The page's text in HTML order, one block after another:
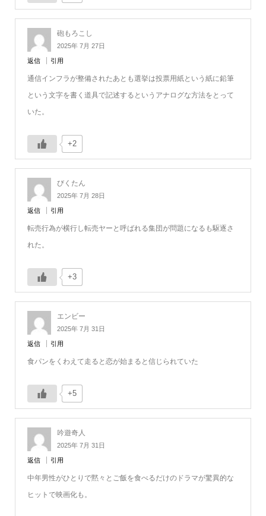
砲もろこし
2025年 7月 27日
返信 引用
通信インフラが整備されたあとも選挙は投票用紙という紙に鉛筆
という文字を書く道具で記述するというアナログな方法をとって
いた。
+2
びくたん
2025年 7月 28日
返信 引用
転売行為が横行し転売ヤーと呼ばれる集団が問題になるも駆逐さ
れた。
+3
エンビー
2025年 7月 31日
返信 引用
食パンをくわえて走ると恋が始まると信じられていた
+5
吟遊奇人
2025年 7月 31日
返信 引用
中年男性がひとりで黙々とご飯を食べるだけのドラマが驚異的な
ヒットで映画化も。